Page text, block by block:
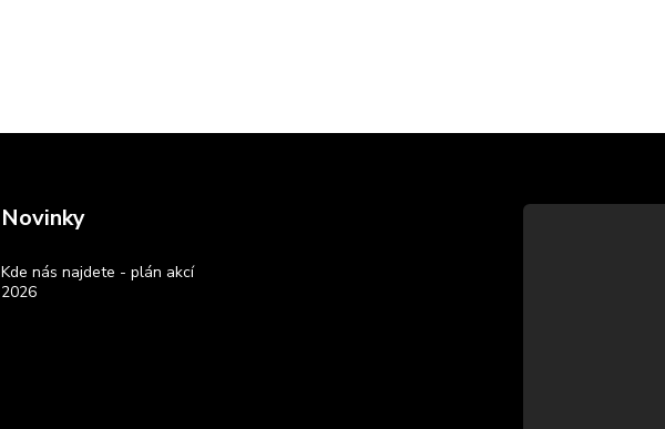
Novinky
Kde nás najdete - plán akcí
2026